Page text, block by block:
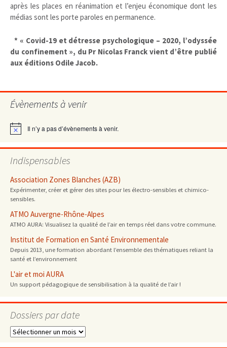
après les places en réanimation et l’enjeu économique dont les
médias sont les porte paroles en permanence.
* « Covid-19 et détresse psychologique – 2020, l’odyssée
du confinement », du Pr Nicolas Franck vient d’être publié
aux éditions Odile Jacob.
Évènements à venir
Notice Il n’y a pas d’évènements à venir.
Indispensables
Association Zones Blanches (AZB)
Expérimenter, créer et gérer des sites pour les électro-sensibles et chimico-
sensibles.
ATMO Auvergne-Rhône-Alpes
ATMO AURA: Visualisez la qualité de l’air en temps réel dans votre commune.
Institut de Formation en Santé Environnementale
Depuis 2013, une formation abordant l’ensemble des thématiques reliant la
santé et l’environnement
L'air et moi AURA
Un support pédagogique de sensibilisation à la qualité de l’air !
Dossiers par date
Dossiers